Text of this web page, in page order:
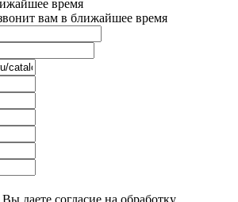
время
вам в ближайшее время
даете согласие на обработку